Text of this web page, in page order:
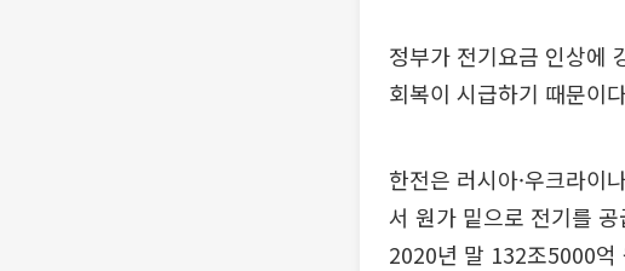
정부가 전기요금 인상에
회복이 시급하기 때문이
한전은 러시아·우크라이
서 원가 밑으로 전기를
2020년 말 132조5000